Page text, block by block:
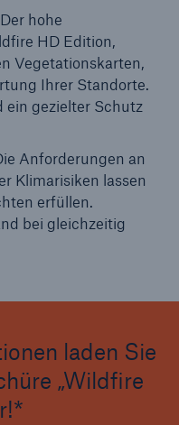
Der hohe
HD Edition,
Vegetationskarten,
Ihrer Standorte.
ein gezielter Schutz
Anforderungen an
Klimarisiken lassen
erfüllen.
bei gleichzeitig
laden Sie
„Wildfire